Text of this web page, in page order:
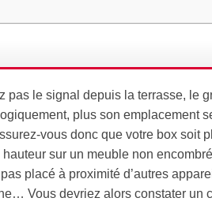
le signal depuis la terrasse, le
plus son emplacement
vous donc que votre box soit
sur un meuble non
placé à proximité d’autres
Vous devriez alors constater un